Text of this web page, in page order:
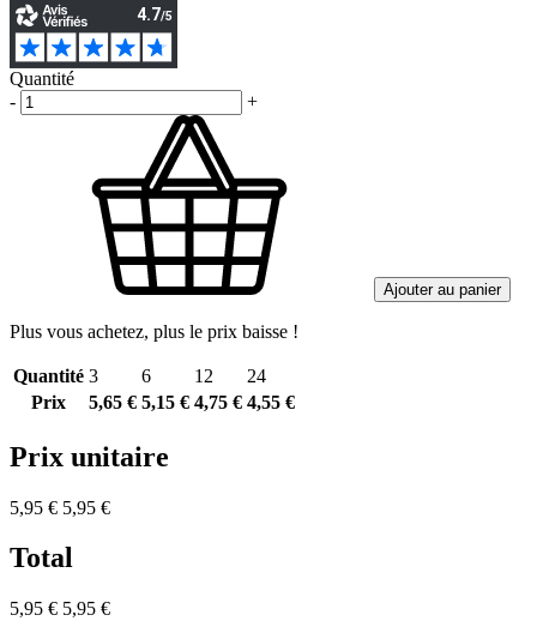
Quantité
-
+
Ajouter au panier
Plus vous achetez, plus le prix baisse !
Quantité 3 6 12
24
Prix
5,65 € 5,15 € 4,75 € 4,55 €
Prix unitaire
5,95 € 5,95 €
Total
5,95 € 5,95 €